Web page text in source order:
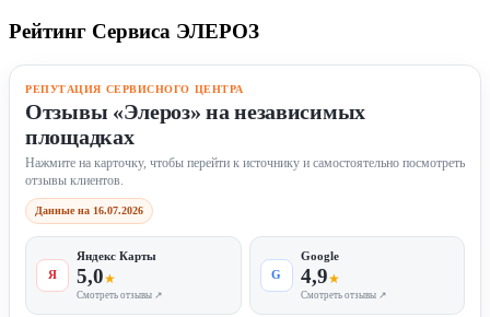
Рейтинг Сервиса ЭЛЕРОЗ
РЕПУТАЦИЯ СЕРВИСНОГО ЦЕНТРА
Отзывы «Элероз» на независимых
площадках
Нажмите на карточку, чтобы перейти к источнику и самостоятельно посмотреть
отзывы клиентов.
Данные на 16.07.2026
Я
Яндекс Карты
5,0★
Смотреть отзывы ↗
G
Google
4,9★
Смотреть отзывы ↗